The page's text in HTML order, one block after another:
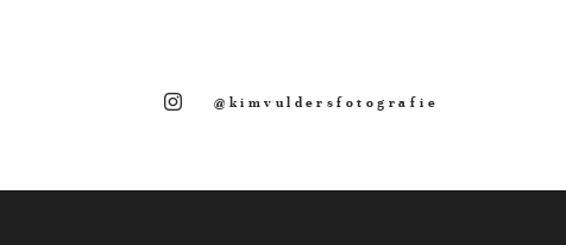
@kimvuldersfotografie